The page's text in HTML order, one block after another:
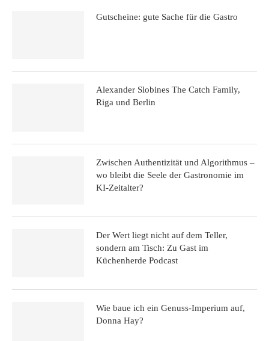
Gutscheine: gute Sache für die Gastro
Alexander Slobines The Catch Family,
Riga und Berlin
Zwischen Authentizität und Algorithmus –
wo bleibt die Seele der Gastronomie im
KI-Zeitalter?
Der Wert liegt nicht auf dem Teller,
sondern am Tisch: Zu Gast im
Küchenherde Podcast
Wie baue ich ein Genuss-Imperium auf,
Donna Hay?